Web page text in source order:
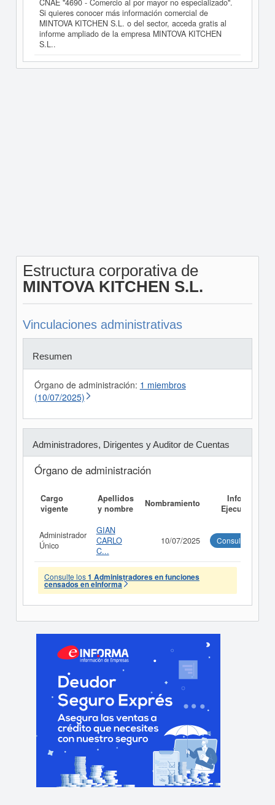
CNAE "4690 - Comercio al por mayor no especializado".
Si quieres conocer más información comercial de
MINTOVA KITCHEN S.L. o del sector, acceda gratis al
informe ampliado de la empresa MINTOVA KITCHEN
S.L..
Estructura corporativa de
MINTOVA KITCHEN S.L.
Vinculaciones administrativas
Resumen
Órgano de administración: 1 miembros
(10/07/2025)
Administradores, Dirigentes y Auditor de Cuentas
Órgano de administración
Cargo
vigente
Apellidos
y nombre
Nombramiento
Informe
Ejecutivo
Administrador
Único
GIAN
CARLO
C...
10/07/2025 Consultar
Consulte los1 Administradores en funciones
censados en eInforma